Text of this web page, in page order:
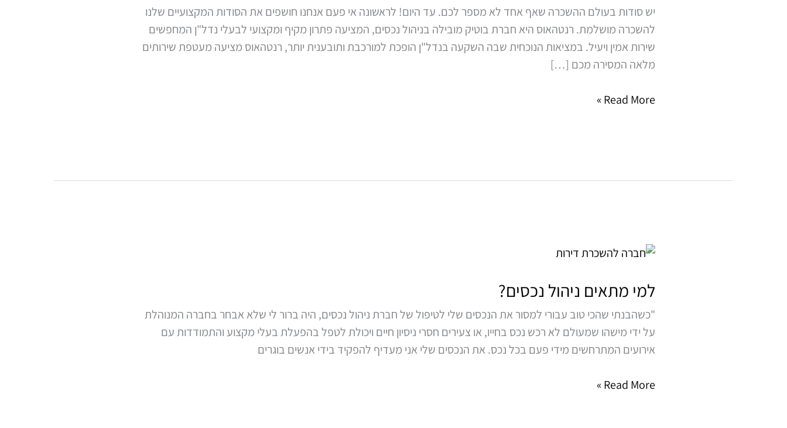
יש סודות בעולם ההשכרה שאף אחד לא מספר לכם. עד היום! לראשונה אי פעם אנחנו חושפים את הסודות המקצועיים שלנו
להשכרה מושלמת. רנטהאוס היא חברת בוטיק מובילה בניהול נכסים, המציעה פתרון מקיף ומקצועי לבעלי נדל"ן המחפשים
שירות אמין ויעיל. במציאות הנוכחית שבה השקעה בנדל"ן הופכת למורכבת ותובענית יותר, רנטהאוס מציעה מעטפת שירותים
מלאה המסירה מכם […]
הנכס
שלכם
Read More »
למי מתאים ניהול נכסים?
"כשהבנתי שהכי טוב עבורי למסור את הנכסים שלי לטיפול של חברת ניהול נכסים, היה ברור לי שלא אבחר בחברה המנוהלת
על ידי מישהו שמעולם לא רכש נכס בחייו, או צעירים חסרי ניסיון חיים ויכולת לטפל בהפעלת בעלי מקצוע והתמודדות עם
אירועים המתרחשים מידי פעם בכל נכס. את הנכסים שלי אני מעדיף להפקיד בידי אנשים בוגרים
למי
ניהול
Read More »